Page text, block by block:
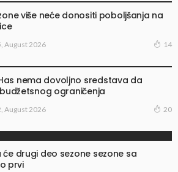
više neće donositi poboljšanja na
August 2026 14
nema dovoljno sredstava da
ograničenja
August 2026 20
drugi deo sezone sezone sa
prvi